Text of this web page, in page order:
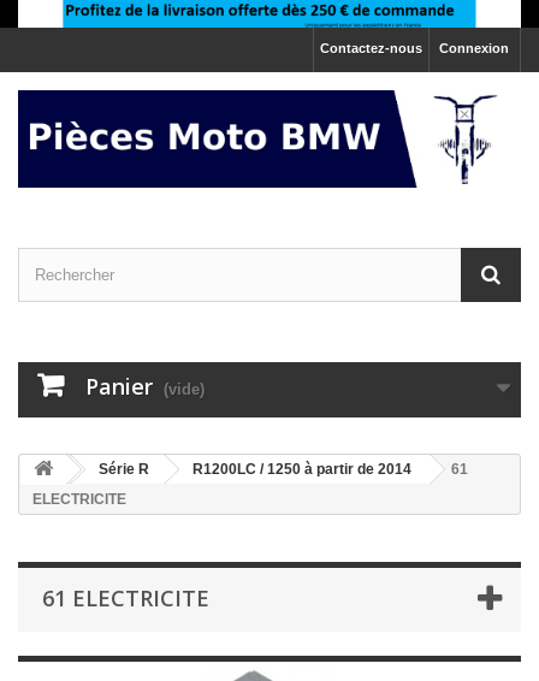
Connexion
Contactez-nous
Panier (vide)
>Série R >R1200LC / 1250 à partir de 2014
61
ELECTRICITE
61 ELECTRICITE